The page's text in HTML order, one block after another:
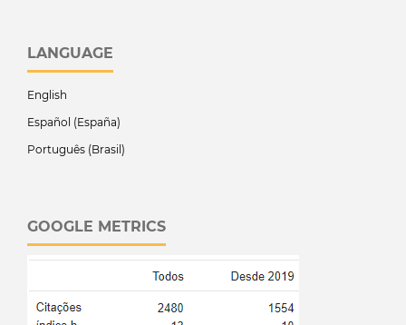
LANGUAGE
English
Español (España)
Português (Brasil)
GOOGLE METRICS